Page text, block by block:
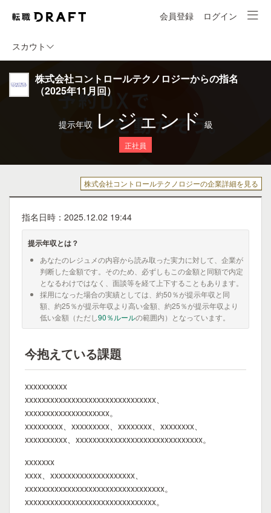
会員登録 ログイン
スカウト
株式会社コントロールテクノロジーからの指名
（2025年11月回）
提示年収 レジェンド 級
正社員
株式会社コントロールテクノロジーの企業詳細を見る
指名日時：2025.12.02 19:44
提示年収とは？
あなたのレジュメの内容から読み取った実力に対して、企業が
判断した金額です。そのため、必ずしもこの金額と同額で内定
となるわけではなく、面談等を経て上下することもあります。
採用になった場合の実績としては、約50％が提示年収と同
額、約25％が提示年収より高い金額、約25％が提示年収より
低い金額（ただし90％ルールの範囲内）となっています。
今抱えている課題
xxxxxxxxxx
xxxxxxxxxxxxxxxxxxxxxxxxxxxxxxx、
xxxxxxxxxxxxxxxxxxxx。
xxxxxxxxx、xxxxxxxxx、xxxxxxxx、xxxxxxxx、
xxxxxxxxxx、xxxxxxxxxxxxxxxxxxxxxxxxxxxxxx。
xxxxxxx
xxxx、xxxxxxxxxxxxxxxxxxxx、
xxxxxxxxxxxxxxxxxxxxxxxxxxxxxxxxx。
xxxxxxxxxxxxxxxxxxxxxxxxxxxxxxx。